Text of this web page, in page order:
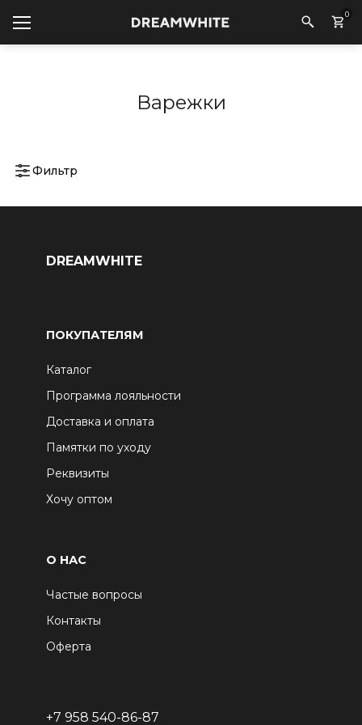
0
Варежки
Фильтр
DREAMWHITE
ПОКУПАТЕЛЯМ
Каталог
Программа лояльности
Доставка и оплата
Памятки по уходу
Реквизиты
Хочу оптом
О НАС
Частые вопросы
Контакты
Оферта
+7 958 540-86-87